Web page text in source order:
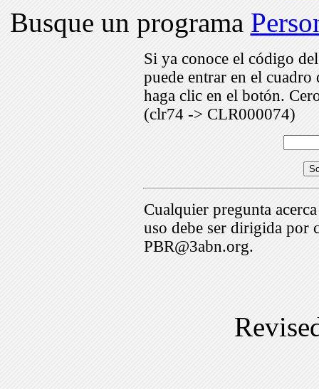
Busque un programa
Si ya conoce el código
puede entrar en el
haga clic en el botón.
(clr74 -> CLR000074)
Cualquier pregunta
uso debe ser dirigida por
PBR@3abn.org.